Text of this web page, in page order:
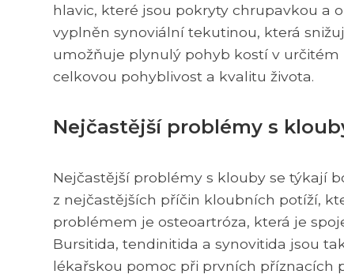
hlavic, které jsou pokryty chrupavkou a
vyplněn synoviální tekutinou, která
umožňuje plynulý pohyb kostí v určitém
celkovou pohyblivost a kvalitu života.
Nejčastější problémy s
Nejčastější problémy s klouby se týkají
z nejčastějších příčin kloubních potíží,
problémem je osteoartróza, která je
Bursitida, tendinitida a synovitida jsou
lékařskou pomoc při prvních příznacích